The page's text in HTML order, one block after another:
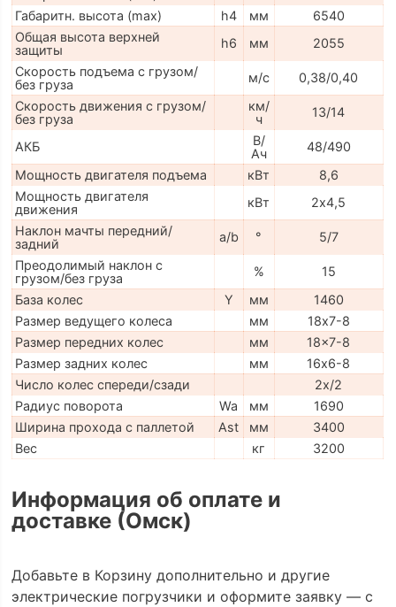
Габаритн. высота (max)
h4 мм
6540
Общая высота верхней
защиты
h6 мм
2055
Скорость подъема с грузом/
без груза
м/с
0,38/0,40
Скорость движения с грузом/
без груза
км/
ч
13/14
АКБ
В/
Ач
48/490
Мощность двигателя подъема
кВт
8,6
Мощность двигателя
движения
кВт
2х4,5
Наклон мачты передний/
задний
a/b °
5/7
Преодолимый наклон с
грузом/без груза
%
15
База колес
Y мм
1460
Размер ведущего колеса
мм
18х7-8
Размер передних колес
мм
18x7-8
Размер задних колес
мм
16х6-8
Число колес спереди/сзади
2x/2
Радиус поворота
Wa мм
1690
Ширина прохода с паллетой
Ast мм
3400
Вес
кг 3200
Информация об оплате и
доставке (Омск)
Добавьте в Корзину дополнительно и другие
электрические погрузчики и оформите заявку — с